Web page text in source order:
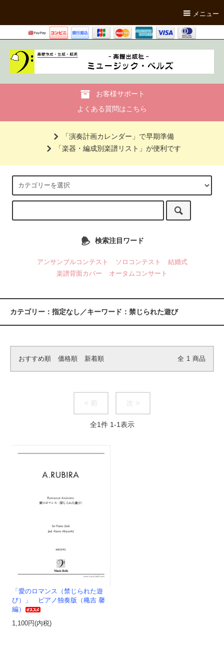
メニュー
お客様サポート
よくある質問はこちら
「演奏計画カレンダー」で早期準備
「楽器・編成別楽譜リスト」が便利です
検索注目ワード
アンサンブルコンテスト ソロコンテスト
結婚式
楽譜背面カバー
オータムコンサート
カテゴリー：指定なし／キーワード：禁じられた遊び
おすすめ順 価格順 新着順 全 1 商品
< 前 次 >
全1件 1-1表示
「愛のロマンス（禁じられた遊
び）」 ピアノ独奏版（穐吉 馨
編）
1,100円(内税)